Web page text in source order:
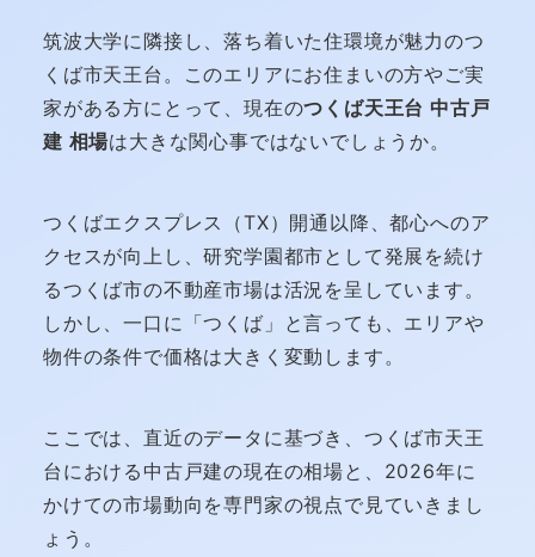
筑波大学に隣接し、落ち着いた住環境が魅力のつ
くば市天王台。このエリアにお住まいの方やご実
家がある方にとって、現在のつくば天王台 中古戸
建 相場は大きな関心事ではないでしょうか。
つくばエクスプレス（TX）開通以降、都心へのア
クセスが向上し、研究学園都市として発展を続け
るつくば市の不動産市場は活況を呈しています。
しかし、一口に「つくば」と言っても、エリアや
物件の条件で価格は大きく変動します。
ここでは、直近のデータに基づき、つくば市天王
台における中古戸建の現在の相場と、2026年に
かけての市場動向を専門家の視点で見ていきまし
ょう。